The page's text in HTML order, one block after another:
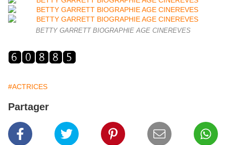
BETTY GARRETT BIOGRAPHIE AGE CINEREVES
#ACTRICES
Partager